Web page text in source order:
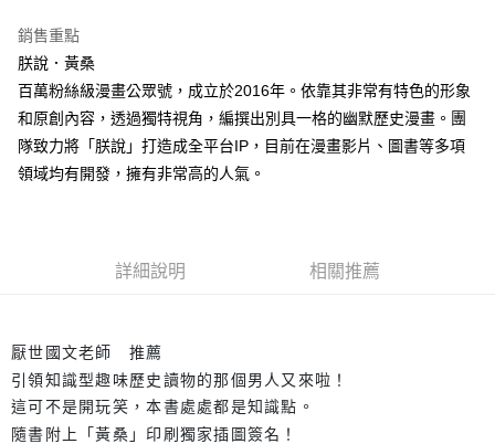
銷售重點
朕說．黃桑
百萬粉絲級漫畫公眾號，成立於2016年。依靠其非常有特色的形象
和原創內容，透過獨特視角，編撰出別具一格的幽默歷史漫畫。團
隊致力將「朕說」打造成全平台IP，目前在漫畫影片、圖書等多項
領域均有開發，擁有非常高的人氣。
詳細說明 相關推薦
厭世國文老師 推薦
引領知識型趣味歷史讀物的那個男人又來啦！
這可不是開玩笑，本書處處都是知識點。
隨書附上「黃桑」印刷獨家插圖簽名！